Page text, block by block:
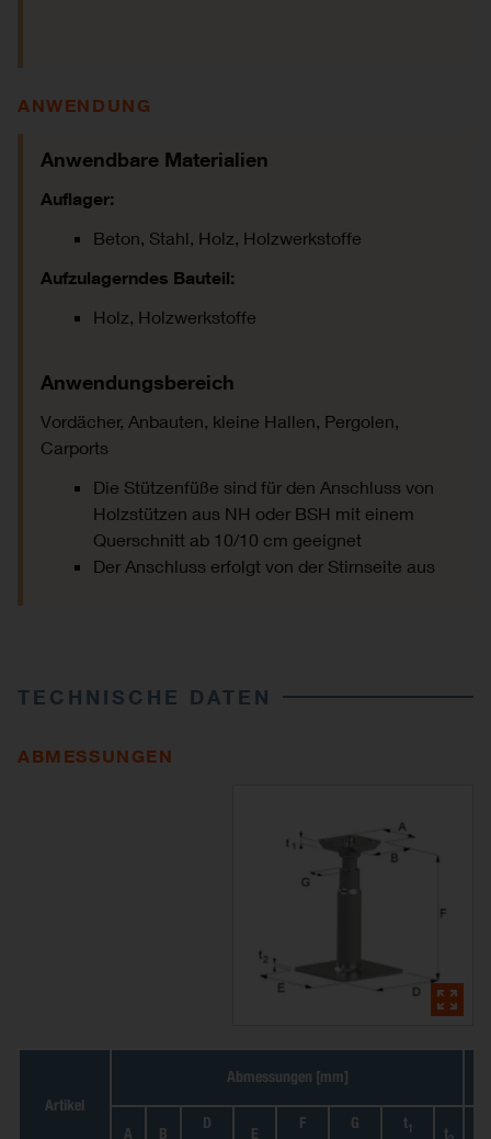
ANWENDUNG
Anwendbare Materialien
Auflager:
Beton, Stahl, Holz, Holzwerkstoffe
Aufzulagerndes Bauteil:
Holz, Holzwerkstoffe
Anwendungsbereich
Vordächer, Anbauten, kleine Hallen, Pergolen,
Carports
Die Stützenfüße sind für den Anschluss von
Holzstützen aus NH oder BSH mit einem
Querschnitt ab 10/10 cm geeignet
Der Anschluss erfolgt von der Stirnseite aus
TECHNISCHE DATEN
ABMESSUNGEN
Artikel
Abmessungen [mm]
A B
D
E
F
G
t1 t